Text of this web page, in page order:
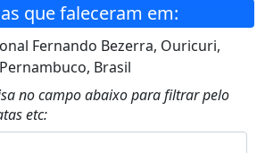
que faleceram em:
Fernando Bezerra, Ouricuri,
Pernambuco, Brasil
no campo abaixo para filtrar pelo
etc: